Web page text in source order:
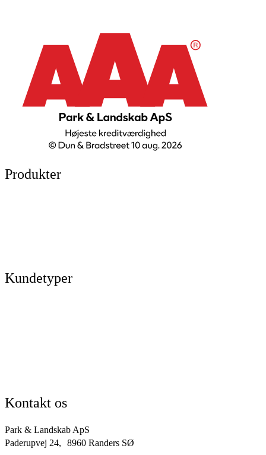
Produkter
Kundetyper
Kontakt os
Park & Landskab ApS
Paderupvej 24, 8960 Randers SØ